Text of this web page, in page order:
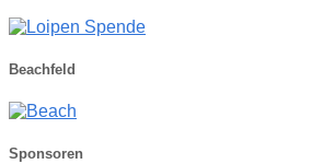
Beachfeld
Sponsoren